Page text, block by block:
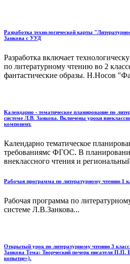
Разработка технологической карты
Занкова с УУД
Разработка включает
по литературному чтению во 2
фантастические образы. Н.Носов
Календарно - тематическое планирование по
системе Л.В. Занкова. Включены уроки
компонент.
Календарно тематическое
требованиямс ФГОС. В
внеклассного чтения и
Рабочая программа по литературному чтению 1
Рабочая программа по
системе Л.В.Занкова...
Открытый урок по литературному чтению 3
Занкова Тема: Творческий почерк писателя П.П.
копытце»).